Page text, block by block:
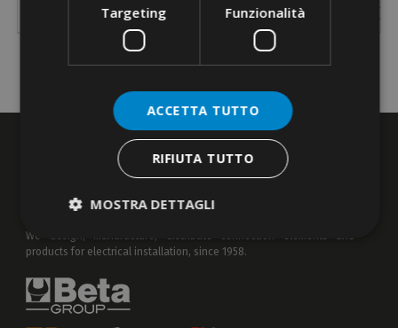
for single and double cable end-sleeve terminals
We design, manufacture, distribute connection elements and
products for electrical installation, since 1958.
Targeting Funzionalità
ACCETTA TUTTO
RIFIUTA TUTTO
MOSTRA DETTAGLI